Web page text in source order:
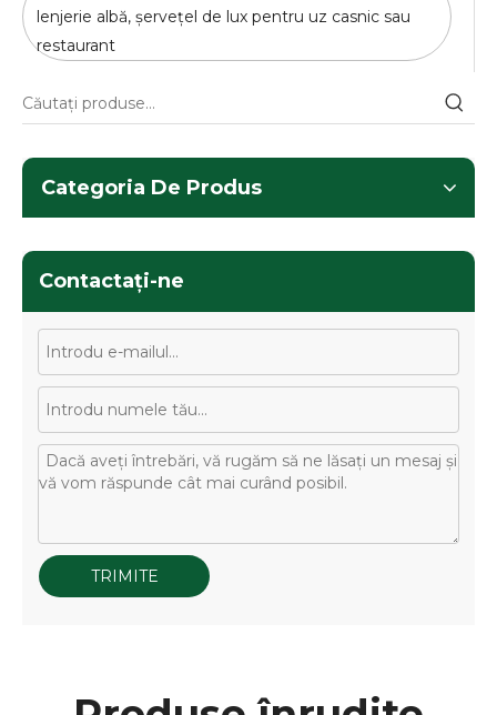
lenjerie albă, șervețel de lux pentru uz casnic sau
restaurant
Categoria De Produs
Contactaţi-ne
TRIMITE